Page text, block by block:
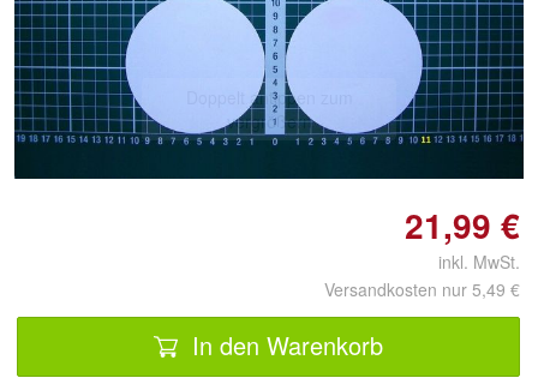
Doppelt antippen zum
vergrößern
21,99 €
inkl. MwSt.
Versandkosten nur 5,49 €
In den Warenkorb